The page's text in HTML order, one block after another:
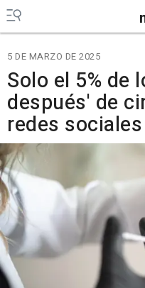
5 DE MARZO DE 2025
Solo el 5% de
después' de
redes